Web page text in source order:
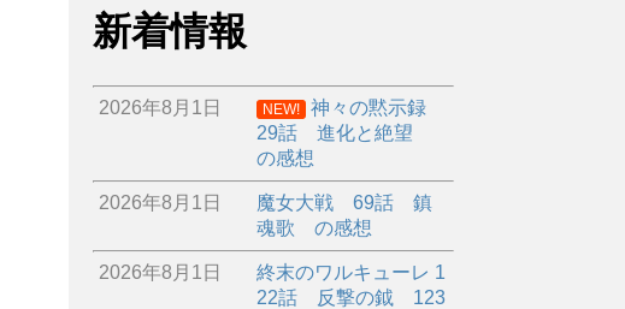
新着情報
2026年8月1日 NEW!
神々の黙示録
29話 進化と絶望
の感想
2026年8月1日
魔女大戦 69話 鎮
魂歌 の感想
2026年8月1日
終末のワルキューレ 1
22話 反撃の鉞 123